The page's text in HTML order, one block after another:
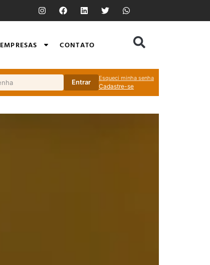
EMPRESAS CONTATO
Entrar
Esqueci minha senha
Cadastre-se